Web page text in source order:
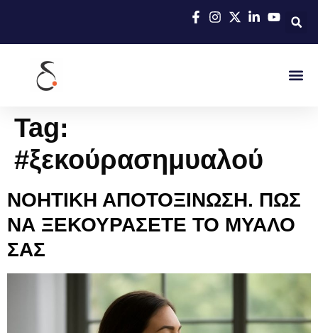
Tag:
#ξεκούρασημυαλού
ΝΟΗΤΙΚΗ ΑΠΟΤΟΞΙΝΩΣΗ. ΠΩΣ
ΝΑ ΞΕΚΟΥΡΑΣΕΤΕ ΤΟ ΜΥΑΛΟ
ΣΑΣ